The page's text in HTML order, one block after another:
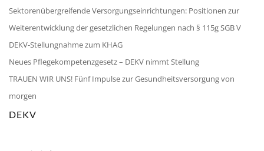
Sektorenübergreifende Versorgungseinrichtungen: Positionen zur
Weiterentwicklung der gesetzlichen Regelungen nach § 115g SGB V
DEKV-Stellungnahme zum KHAG
Neues Pflegekompetenzgesetz – DEKV nimmt Stellung
TRAUEN WIR UNS! Fünf Impulse zur Gesundheitsversorgung von
morgen
DEKV